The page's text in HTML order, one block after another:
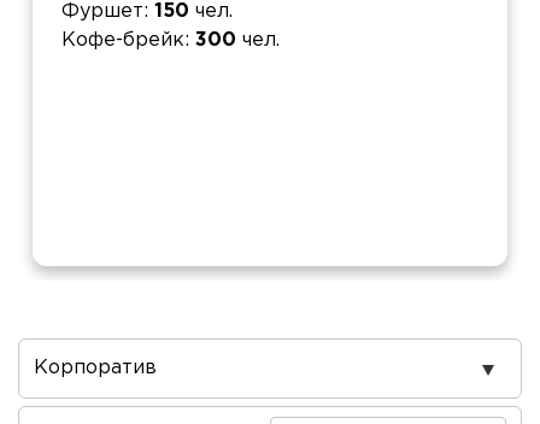
Фуршет
150 чел.
Кофе-брейк
300 чел.
Повод
проведения